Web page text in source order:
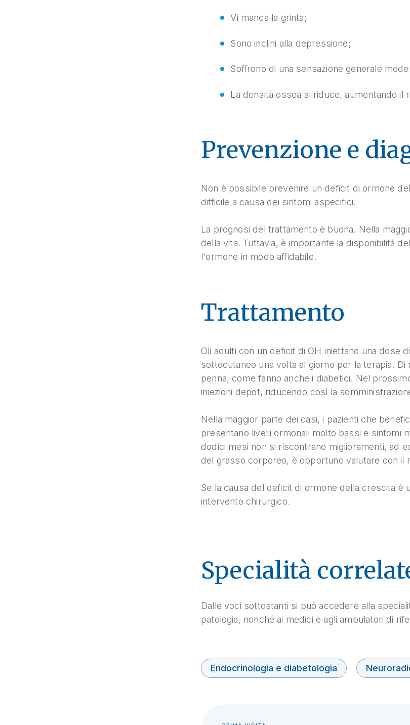
Vi manca la grinta;
Sono inclini alla depressione;
Soffrono di una sensazione generale
La densità ossea si riduce, aumentando il
Prevenzione e
Non è possibile prevenire un deficit di ormone
difficile a causa dei sintomi aspecifici.
La prognosi del trattamento è buona. Nella
della vita. Tuttavia, è importante la disponibilità
l'ormone in modo affidabile.
Trattamento
Gli adulti con un deficit di GH iniettano una dose
sottocutaneo una volta al giorno per la terapia.
penna, come fanno anche i diabetici. Nel
iniezioni depot, riducendo così la
Nella maggior parte dei casi, i pazienti che
presentano livelli ormonali molto bassi e sintomi
dodici mesi non si riscontrano miglioramenti, ad
del grasso corporeo, è opportuno valutare con
Se la causa del deficit di ormone della crescita
intervento chirurgico.
Specialità
Dalle voci sottostanti si può accedere alla
patologia, nonché ai medici e agli ambulatori di
Endocrinologia e diabetologia